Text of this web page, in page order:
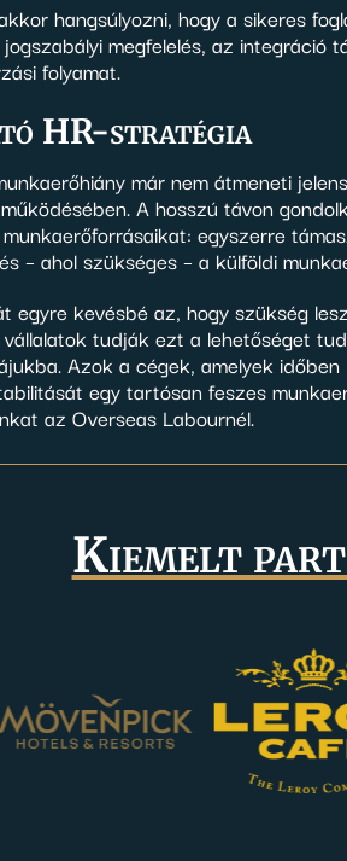
hangsúlyozni, hogy a sikeres
megfelelés, az integráció
folyamat.
HR-stratégia
már nem átmeneti
A hosszú távon
egyszerre
– ahol szükséges – a külföldi
egyre kevésbé az, hogy szükség
vállalatok tudják ezt a lehetőséget
Azok a cégek, amelyek
egy tartósan feszes
az Overseas Labournél.
Kiemelt